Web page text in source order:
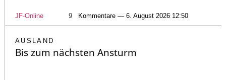
JF-Online 9 Kommentare — 6. August 2026 12:50
AUSLAND
Bis zum nächsten Ansturm